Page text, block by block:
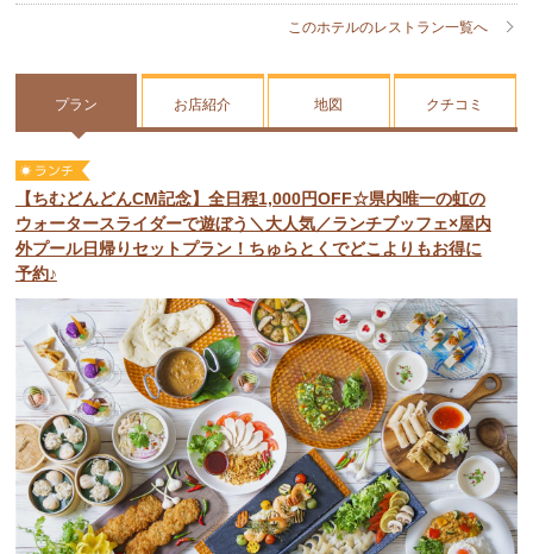
このホテルのレストラン一覧へ
プラン お店紹介 地図 クチコミ
【ちむどんどんCM記念】全日程1,000円OFF☆県内唯一の虹の
ウォータースライダーで遊ぼう＼大人気／ランチブッフェ×屋内
外プール日帰りセットプラン！ちゅらとくでどこよりもお得に
予約♪